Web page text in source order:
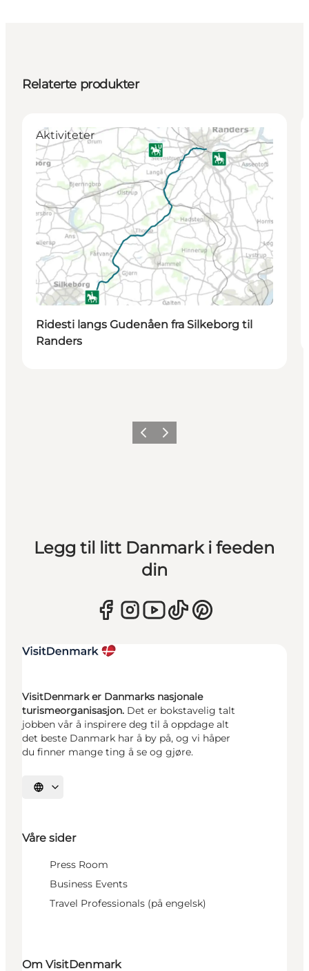
Relaterte produkter
Aktiviteter
Ridesti langs Gudenåen fra Silkeborg til
Randers
ForrigeNeste
Legg til litt Danmark i feeden
din
VisitDenmark er Danmarks nasjonale
turismeorganisasjon. Det er bokstavelig talt
jobben vår å inspirere deg til å oppdage alt
det beste Danmark har å by på, og vi håper
du finner mange ting å se og gjøre.
Velg språk
Våre sider
Press Room
Business Events
Travel Professionals (på engelsk)
Om VisitDenmark